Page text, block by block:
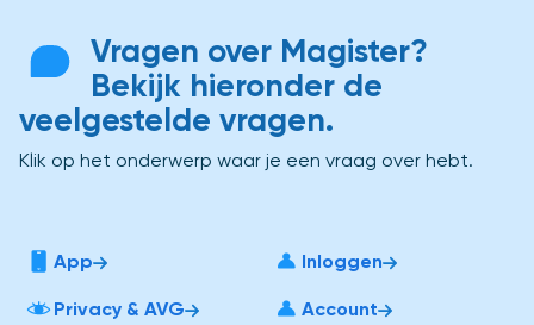
Vragen over Magister?
Bekijk hieronder de
veelgestelde vragen.
Klik op het onderwerp waar je een vraag over hebt.
App Inloggen
Privacy & AVG Account